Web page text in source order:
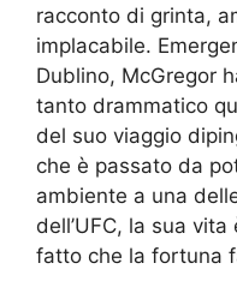
racconto di grinta,
implacabile.
Dublino, McGregor
tanto drammatico
del suo viaggio
che è passato da
ambiente a una
dell’UFC, la sua
fatto che la fortuna